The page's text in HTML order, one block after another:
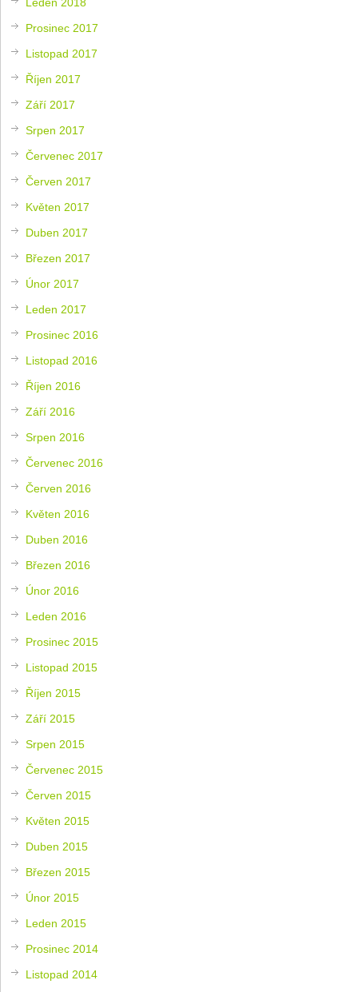
Prosinec 2017
Listopad 2017
Říjen 2017
Září 2017
Srpen 2017
Červenec 2017
Červen 2017
Květen 2017
Duben 2017
Březen 2017
Únor 2017
Leden 2017
Prosinec 2016
Listopad 2016
Říjen 2016
Září 2016
Srpen 2016
Červenec 2016
Červen 2016
Květen 2016
Duben 2016
Březen 2016
Únor 2016
Leden 2016
Prosinec 2015
Listopad 2015
Říjen 2015
Září 2015
Srpen 2015
Červenec 2015
Červen 2015
Květen 2015
Duben 2015
Březen 2015
Únor 2015
Leden 2015
Prosinec 2014
Listopad 2014